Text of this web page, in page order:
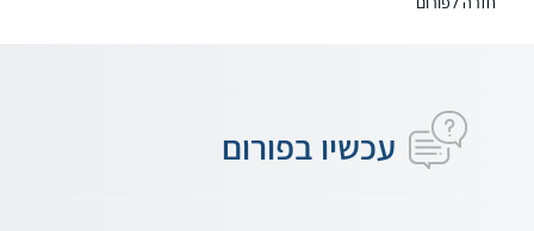
עכשיו בפורום